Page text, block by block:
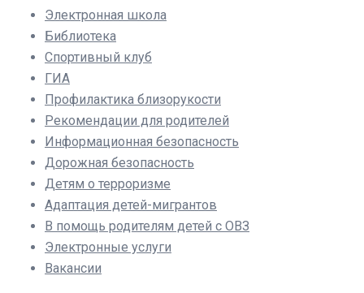
Электронная школа
Библиотека
Спортивный клуб
ГИА
Профилактика близорукости
Рекомендации для родителей
Информационная безопасность
Дорожная безопасность
Детям о терроризме
Адаптация детей-мигрантов
В помощь родителям детей с ОВЗ
Электронные услуги
Вакансии